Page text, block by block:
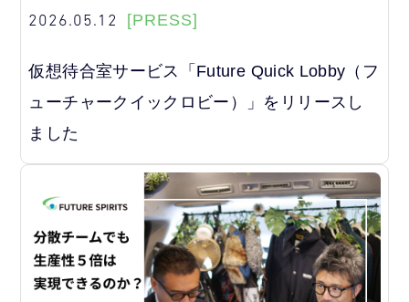
2026.05.12 [PRESS]
仮想待合室サービス「Future Quick Lobby（フ
ューチャークイックロビー）」をリリースし
ました